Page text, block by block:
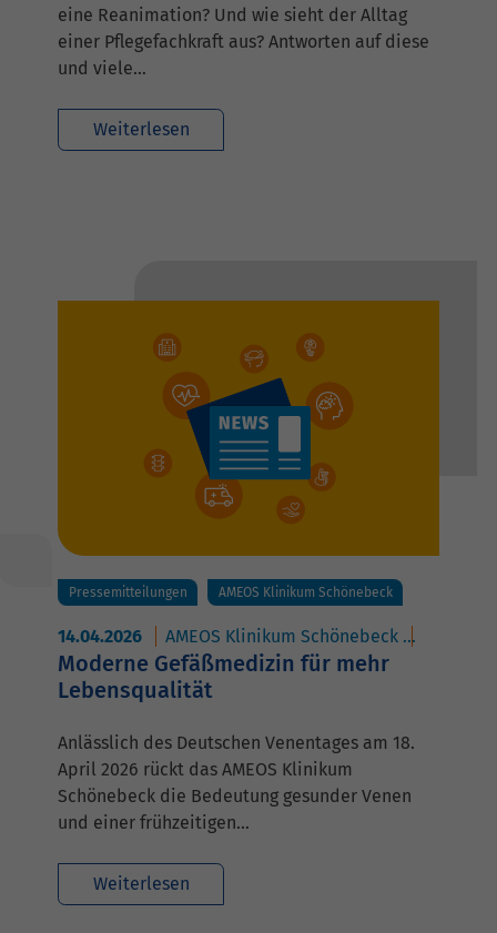
eine Reanimation? Und wie sieht der Alltag
einer Pflegefachkraft aus? Antworten auf diese
und viele…
Weiterlesen
Pressemitteilungen AMEOS Klinikum Schönebeck
14.04.2026 AMEOS Klinikum Schönebeck
Moderne Gefäßmedizin für mehr
Lebensqualität
Anlässlich des Deutschen Venentages am 18.
April 2026 rückt das AMEOS Klinikum
Schönebeck die Bedeutung gesunder Venen
und einer frühzeitigen…
Weiterlesen